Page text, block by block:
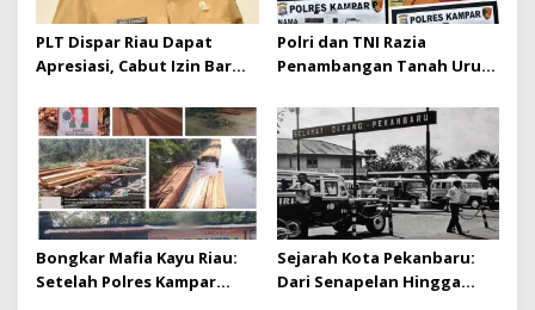
PLT Dispar Riau Dapat
Apresiasi, Cabut Izin Bar
Pro-Rakyat
Polri dan TNI Razia
Penambangan Tanah Urug,
Bongkar Mafia Kayu Riau:
Setelah Polres Kampar
Sejarah Kota Pekanbaru:
Dari Senapelan Hingga